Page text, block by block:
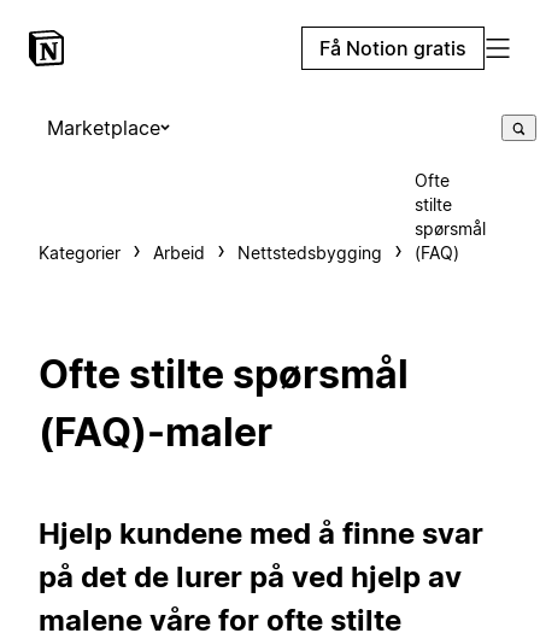
Få Notion gratis
Marketplace
Kategorier Arbeid Nettstedsbygging
Ofte
stilte
spørsmål
(FAQ)
Ofte stilte spørsmål
(FAQ)-maler
Hjelp kundene med å finne svar
på det de lurer på ved hjelp av
malene våre for ofte stilte